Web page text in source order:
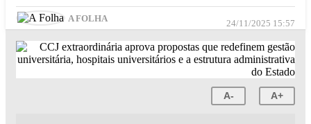
A FOLHA 24/11/2025 15:57
A- A+